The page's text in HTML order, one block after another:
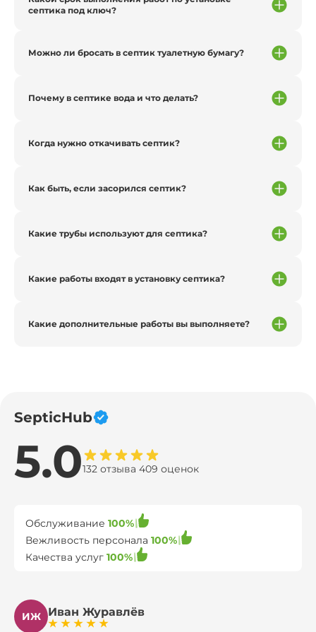
септика под ключ?
Можно ли бросать в септик туалетную бумагу?
Почему в септике вода и что делать?
Когда нужно откачивать септик?
Как быть, если засорился септик?
Какие трубы используют для септика?
Какие работы входят в установку септика?
Какие дополнительные работы вы выполняете?
SepticHub
5.0132 отзыва 409 оценок
Обслуживание 100%
Вежливость персонала 100%
Качества услуг 100%
ИЖ Иван Журавлёв